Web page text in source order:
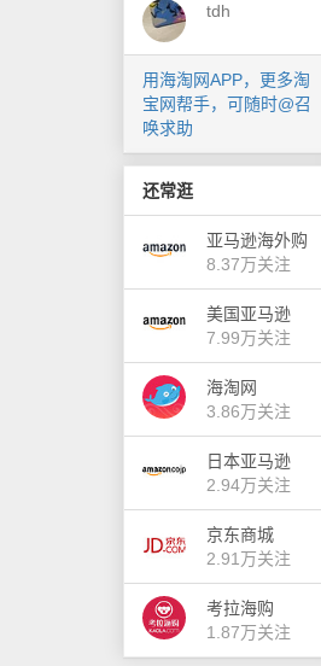
tdh
用海淘网APP，更多淘
宝网帮手，可随时@召
唤求助
还常逛
亚马逊海外购
8.37万关注
美国亚马逊
7.99万关注
海淘网
3.86万关注
日本亚马逊
2.94万关注
京东商城
2.91万关注
考拉海购
1.87万关注